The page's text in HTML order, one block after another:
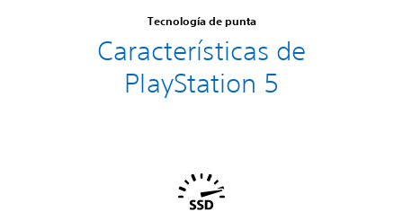
Tecnología de punta
Características de
PlayStation 5